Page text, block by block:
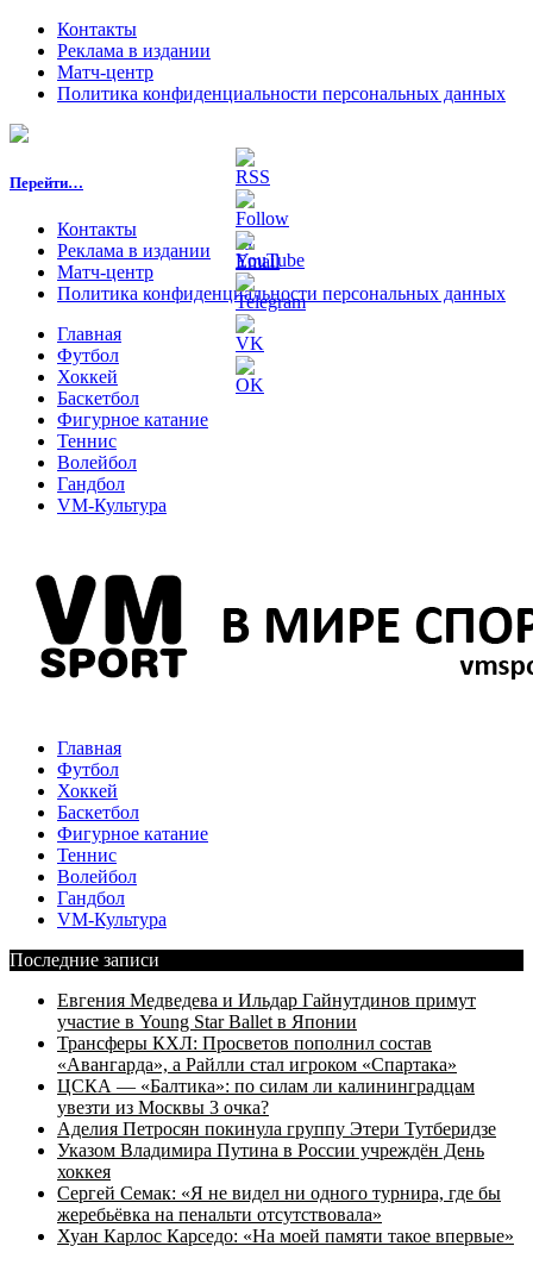
Контакты
Реклама в издании
Матч-центр
Политика конфиденциальности персональных данных
Перейти…
Контакты
Реклама в издании
Матч-центр
Политика конфиденциальности персональных данных
Главная
Футбол
Хоккей
Баскетбол
Фигурное катание
Теннис
Волейбол
Гандбол
VM-Культура
Главная
Футбол
Хоккей
Баскетбол
Фигурное катание
Теннис
Волейбол
Гандбол
VM-Культура
Последние записи
Евгения Медведева и Ильдар Гайнутдинов примут
участие в Young Star Ballet в Японии
Трансферы КХЛ: Просветов пополнил состав
«Авангарда», а Райлли стал игроком «Спартака»
ЦСКА — «Балтика»: по силам ли калининградцам
увезти из Москвы 3 очка?
Аделия Петросян покинула группу Этери Тутберидзе
Указом Владимира Путина в России учреждён День
хоккея
Сергей Семак: «Я не видел ни одного турнира, где бы
жеребьёвка на пенальти отсутствовала»
Хуан Карлос Карседо: «На моей памяти такое впервые»